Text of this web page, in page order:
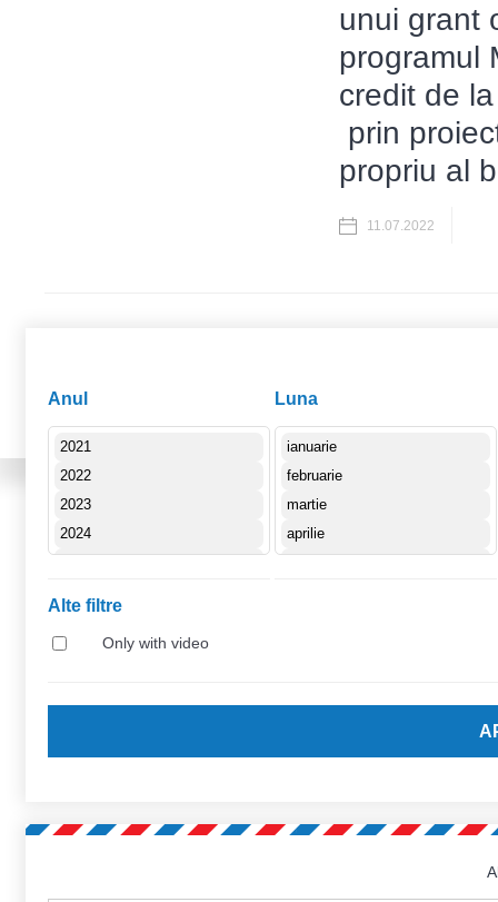
unui grant
programul
credit de
prin
propriu al
11.07.2022
1
Anul Luna
Alte filtre
Only with video